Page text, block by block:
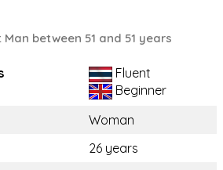
between 51 and 51 years
Fluent
Beginner
Woman
26 years